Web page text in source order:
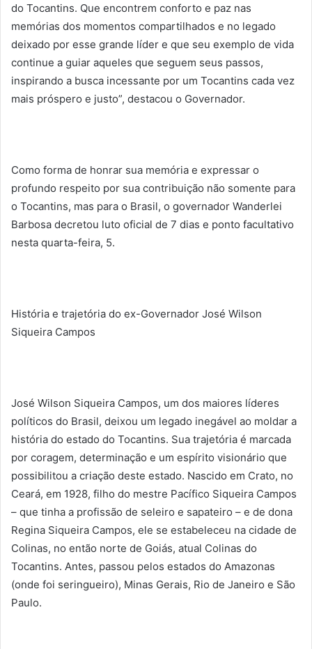
do Tocantins. Que encontrem conforto e paz nas
memórias dos momentos compartilhados e no legado
deixado por esse grande líder e que seu exemplo de vida
continue a guiar aqueles que seguem seus passos,
inspirando a busca incessante por um Tocantins cada vez
mais próspero e justo”, destacou o Governador.
Como forma de honrar sua memória e expressar o
profundo respeito por sua contribuição não somente para
o Tocantins, mas para o Brasil, o governador Wanderlei
Barbosa decretou luto oficial de 7 dias e ponto facultativo
nesta quarta-feira, 5.
História e trajetória do ex-Governador José Wilson
Siqueira Campos
José Wilson Siqueira Campos, um dos maiores líderes
políticos do Brasil, deixou um legado inegável ao moldar a
história do estado do Tocantins. Sua trajetória é marcada
por coragem, determinação e um espírito visionário que
possibilitou a criação deste estado. Nascido em Crato, no
Ceará, em 1928, filho do mestre Pacífico Siqueira Campos
– que tinha a profissão de seleiro e sapateiro – e de dona
Regina Siqueira Campos, ele se estabeleceu na cidade de
Colinas, no então norte de Goiás, atual Colinas do
Tocantins. Antes, passou pelos estados do Amazonas
(onde foi seringueiro), Minas Gerais, Rio de Janeiro e São
Paulo.